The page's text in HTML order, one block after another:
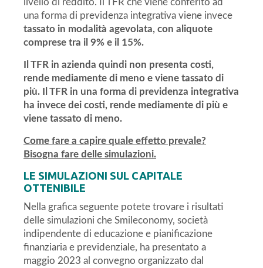
una forma di previdenza integrativa viene invece
tassato in modalità agevolata, con aliquote
comprese tra il 9% e il 15%.
Il TFR in azienda quindi non presenta costi,
rende mediamente di meno e viene tassato di
più. Il TFR in una forma di previdenza integrativa
ha invece dei costi, rende mediamente di più e
viene tassato di meno.
Come fare a capire quale effetto prevale?
Bisogna fare delle simulazioni.
LE SIMULAZIONI SUL CAPITALE
OTTENIBILE
Nella grafica seguente potete trovare i risultati
delle simulazioni che Smileconomy, società
indipendente di educazione e pianificazione
finanziaria e previdenziale, ha presentato a
maggio 2023 al convegno organizzato dal